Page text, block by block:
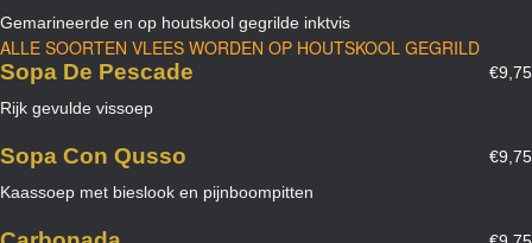
Gemarineerde en op houtskool gegrilde inktvis
ALLE SOORTEN VLEES WORDEN OP HOUTSKOOL GEGRILD
Sopa De Pescade
€9,75
Rijk gevulde vissoep
Sopa Con Qusso
€9,75
Kaassoep met bieslook en pijnboompitten